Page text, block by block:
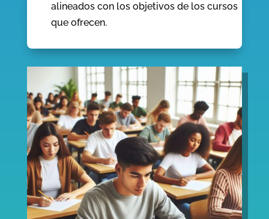
alineados con los objetivos de los cursos
que ofrecen.